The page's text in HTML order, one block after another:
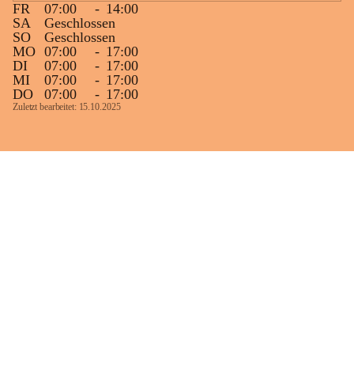
FR
07:00 - 14:00
SA
Geschlossen
SO
Geschlossen
MO 07:00 - 17:00
DI
07:00 - 17:00
MI
07:00 - 17:00
DO
07:00 - 17:00
Zuletzt bearbeitet: 15.10.2025